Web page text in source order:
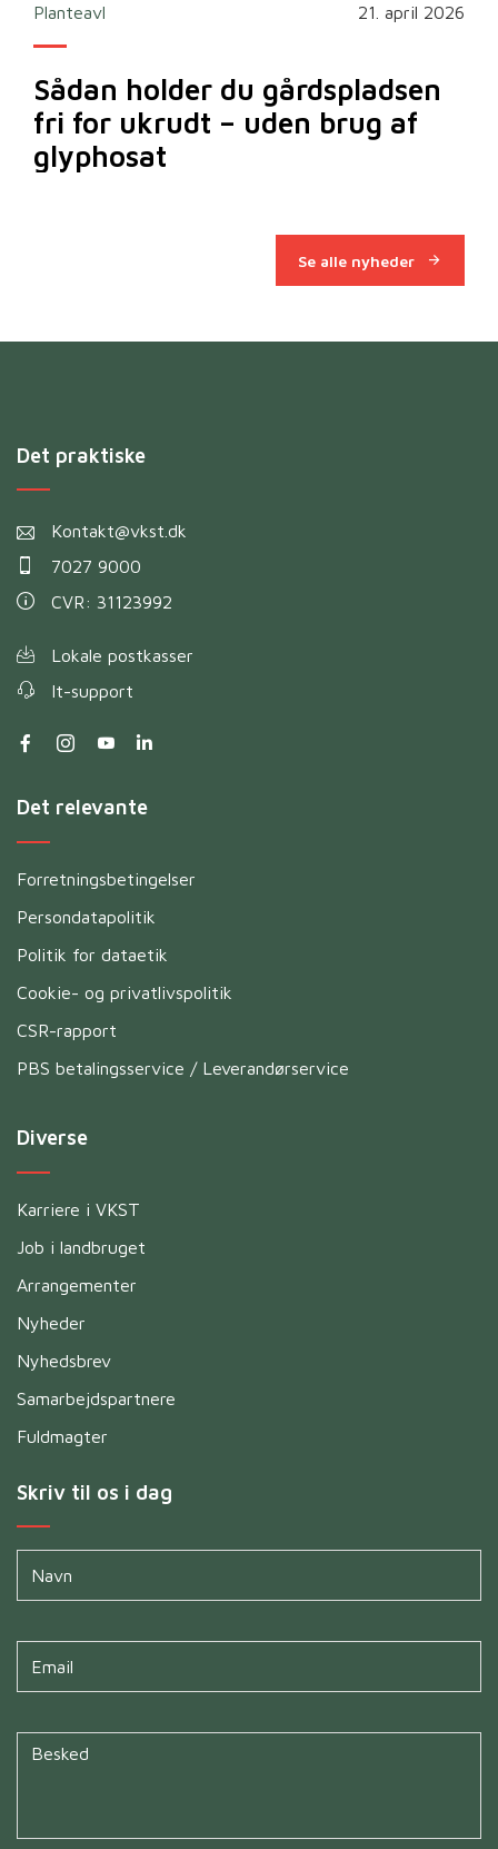
Planteavl 21. april 2026
Sådan holder du gårdspladsen
fri for ukrudt – uden brug af
glyphosat
Se alle nyheder
Det praktiske
Kontakt@vkst.dk
7027 9000
CVR: 31123992
Lokale postkasser
It-support
Det relevante
Forretningsbetingelser
Persondatapolitik
Politik for dataetik
Cookie- og privatlivspolitik
CSR-rapport
PBS betalingsservice / Leverandørservice
Diverse
Karriere i VKST
Job i landbruget
Arrangementer
Nyheder
Nyhedsbrev
Samarbejdspartnere
Fuldmagter
Skriv til os i dag
Navn*
Untitled*
Untitled*